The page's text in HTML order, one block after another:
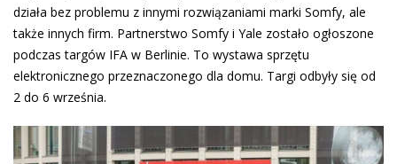
działa bez problemu z innymi rozwiązaniami marki Somfy, ale
także innych firm. Partnerstwo Somfy i Yale zostało ogłoszone
podczas targów IFA w Berlinie. To wystawa sprzętu
elektronicznego przeznaczonego dla domu. Targi odbyły się od
2 do 6 września.